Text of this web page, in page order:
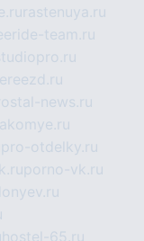
rastenuya.ru
team.ru
news.ru
pro-otdelky.ru
porno-vk.ru
hostel-65.ru